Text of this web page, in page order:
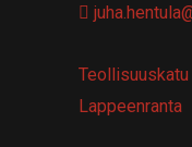
Lappeenranta